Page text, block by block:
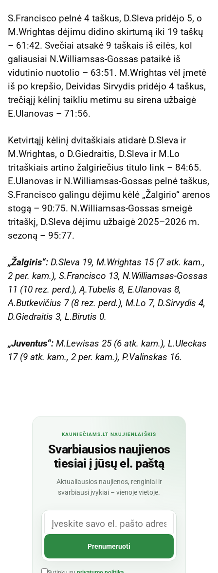
S.Francisco pelnė 4 taškus, D.Sleva pridėjo 5, o
M.Wrightas dėjimu didino skirtumą iki 19 taškų
– 61:42. Svečiai atsakė 9 taškais iš eilės, kol
galiausiai N.Williamsas-Gossas pataikė iš
vidutinio nuotolio – 63:51. M.Wrightas vėl įmetė
iš po krepšio, Deividas Sirvydis pridėjo 4 taškus,
trečiąjį kėlinį taikliu metimu su sirena užbaigė
E.Ulanovas – 71:56.
Ketvirtąjį kėlinį dvitaškiais atidarė D.Sleva ir
M.Wrightas, o D.Giedraitis, D.Sleva ir M.Lo
tritaškiais artino žalgiriečius titulo link – 84:65.
E.Ulanovas ir N.Williamsas-Gossas pelnė taškus,
S.Francisco galingu dėjimu kėlė „Žalgirio“ arenos
stogą – 90:75. N.Williamsas-Gossas smeigė
tritaškį, D.Sleva dėjimu užbaigė 2025–2026 m.
sezoną – 95:77.
„Žalgiris“: D.Sleva 19, M.Wrightas 15 (7 atk. kam.,
2 per. kam.), S.Francisco 13, N.Williamsas-Gossas
11 (10 rez. perd.), Ą.Tubelis 8, E.Ulanovas 8,
A.Butkevičius 7 (8 rez. perd.), M.Lo 7, D.Sirvydis 4,
D.Giedraitis 3, L.Birutis 0.
„Juventus“: M.Lewisas 25 (6 atk. kam.), L.Uleckas
17 (9 atk. kam., 2 per. kam.), P.Valinskas 16.
KAUNIEČIAMS.LT NAUJIENLAIŠKIS
Svarbiausios naujienos
tiesiai į jūsų el. paštą
Aktualiausios naujienos, renginiai ir
svarbiausi įvykiai – vienoje vietoje.